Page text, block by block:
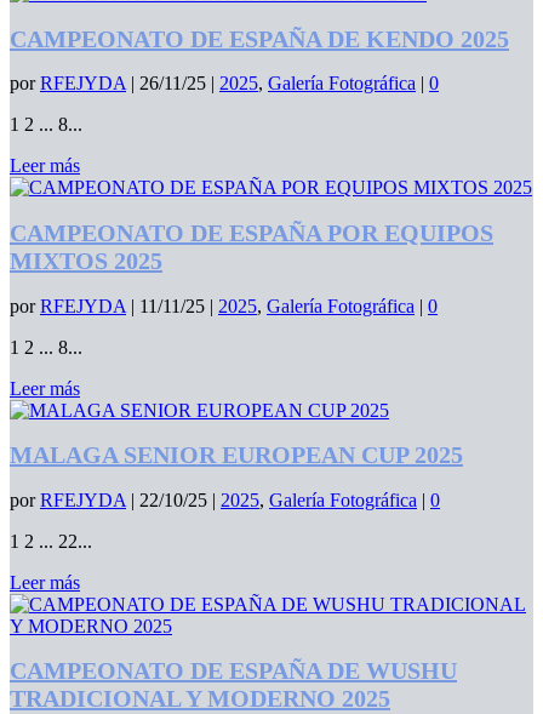
CAMPEONATO DE ESPAÑA DE KENDO 2025
porRFEJYDA | 26/11/25 | 2025, Galería Fotográfica | 0
1 2 ... 8...
Leer más
CAMPEONATO DE ESPAÑA POR EQUIPOS
MIXTOS 2025
porRFEJYDA | 11/11/25 | 2025, Galería Fotográfica | 0
1 2 ... 8...
Leer más
MALAGA SENIOR EUROPEAN CUP 2025
porRFEJYDA | 22/10/25 | 2025, Galería Fotográfica | 0
1 2 ... 22...
Leer más
CAMPEONATO DE ESPAÑA DE WUSHU
TRADICIONAL Y MODERNO 2025